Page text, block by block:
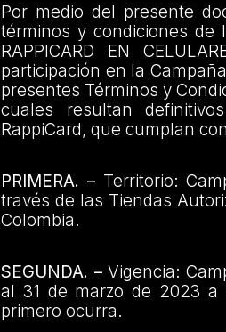
Por medio del presente
términos y condiciones de
RAPPICARD EN
participación en la
presentes Términos y
cuales resultan
RappiCard, que cumplan
PRIMERA. – Territorio:
través de las Tiendas
Colombia.
SEGUNDA. –Vigencia:
al 31 de marzo de 2023 a
primero ocurra.